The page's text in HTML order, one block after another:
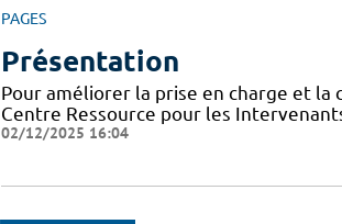
PAGES
Présentation
Pour améliorer la prise en charge et la
Centre Ressource pour les
02/12/2025 16:04